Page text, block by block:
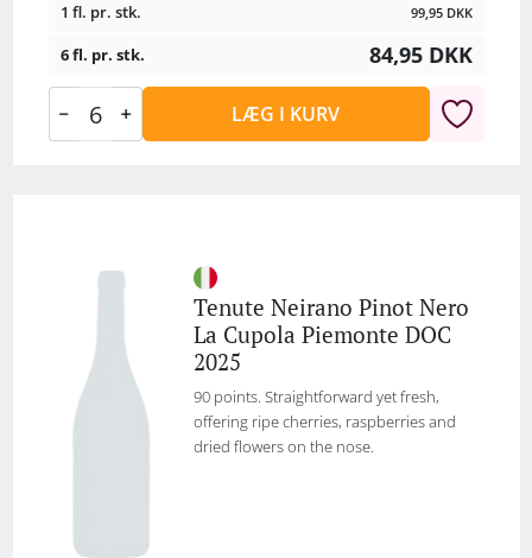
1 fl. pr. stk. 99,95 DKK
6 fl. pr. stk. 84,95 DKK
LÆG I KURV
Tenute Neirano Pinot Nero
La Cupola Piemonte DOC
2025
90 points. Straightforward yet fresh,
offering ripe cherries, raspberries and
dried flowers on the nose.